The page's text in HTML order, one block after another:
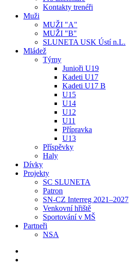
Kontakty trenéři
Muži
MUŽI "A"
MUŽI "B"
SLUNETA USK Ústí n.L.
Mládež
Týmy
Junioři U19
Kadeti U17
Kadeti U17 B
U15
U14
U12
U11
Přípravka
U13
Příspěvky
Haly
Dívky
Projekty
SC SLUNETA
Patron
SN-CZ Interreg 2021–2027
Venkovní hřiště
Sportování v MŠ
Partneři
NSA